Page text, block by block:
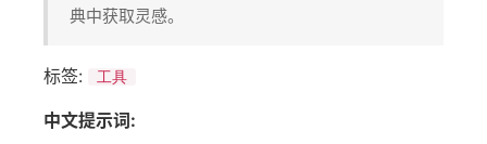
典中获取灵感。
标签: 工具
中文提示词: